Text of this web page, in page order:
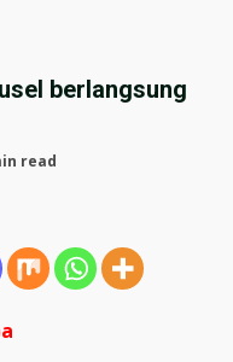
berlangsung
read